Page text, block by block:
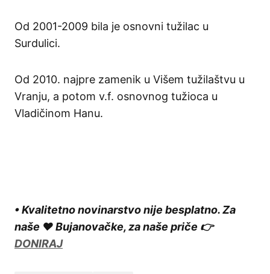
Od 2001-2009 bila je osnovni tužilac u
Surdulici.
Od 2010. najpre zamenik u Višem tužilaštvu u
Vranju, a potom v.f. osnovnog tužioca u
Vladičinom Hanu.
• Kvalitetno novinarstvo nije besplatno. Za
naše ❤️ Bujanovačke, za naše priče 👉
DONIRAJ